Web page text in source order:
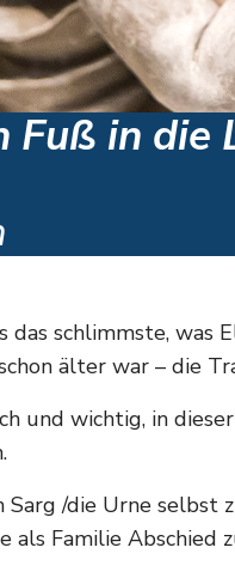
Fuß in die
das schlimmste, was
älter war – die
und wichtig, in
/die Urne selbst
als Familie